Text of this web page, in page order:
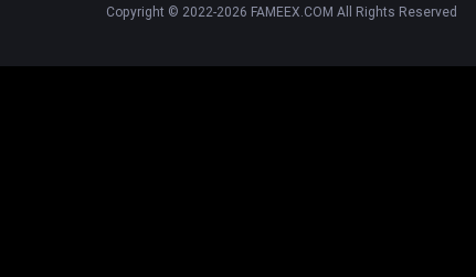
Copyright © 2022-2026 FAMEEX.COM All Rights Reserved